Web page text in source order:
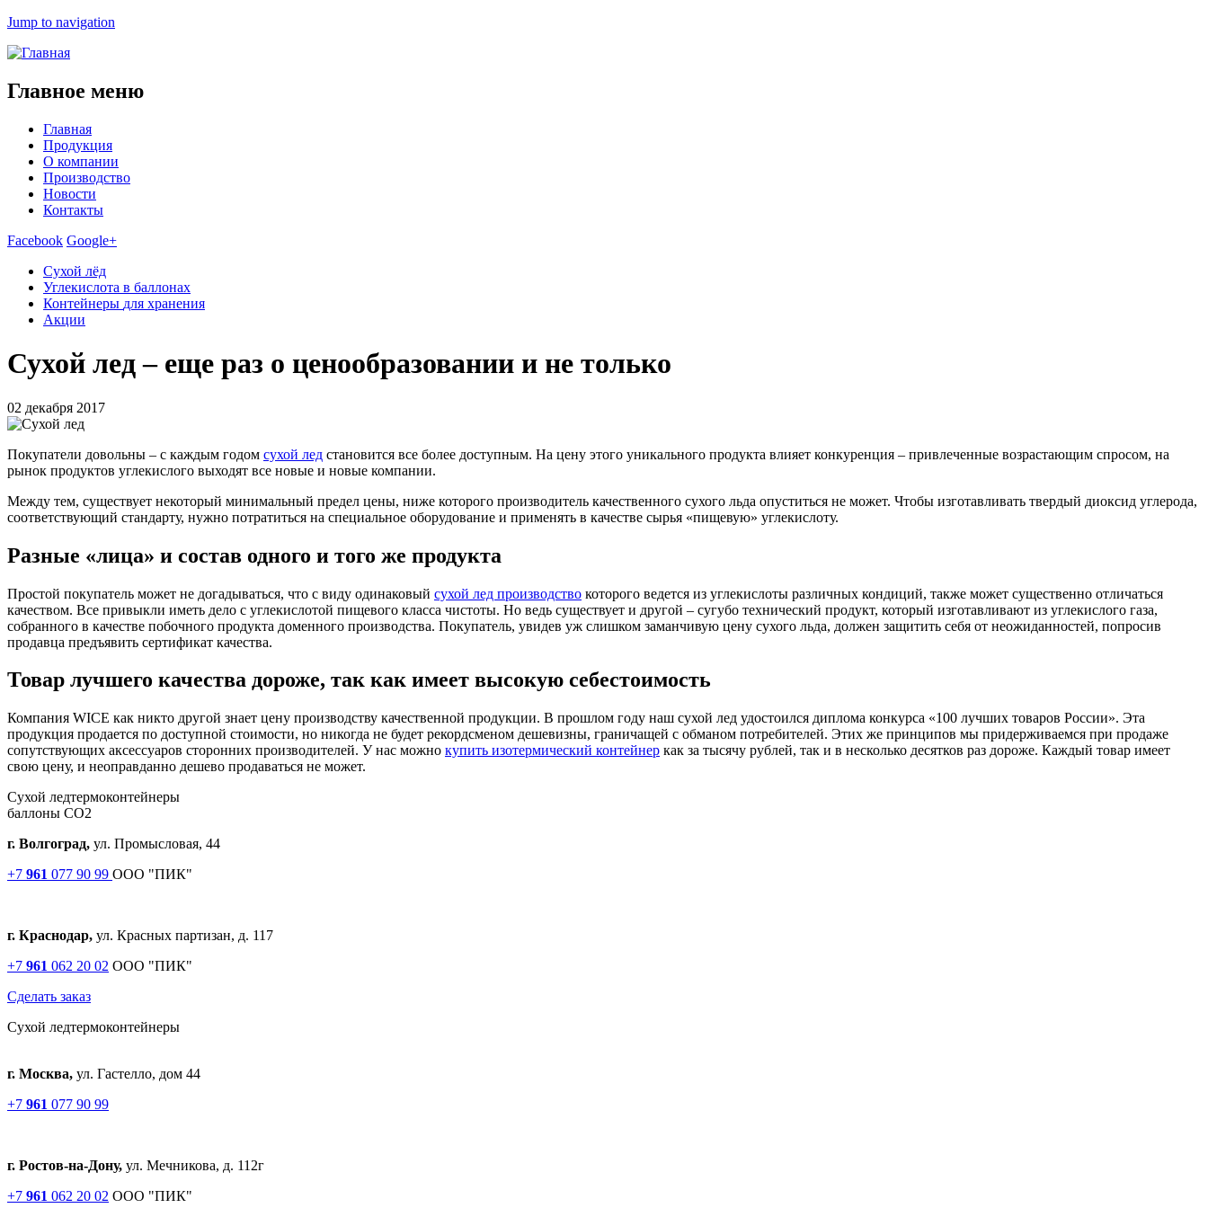
Jump to navigation
Главное меню
Главная
Продукция
О компании
Производство
Новости
Контакты
Facebook Google+
Сухой лёд
Углекислота в баллонах
Контейнеры для хранения
Акции
Сухой лед – еще раз о ценообразовании и не только
02 декабря 2017
Покупатели довольны – с каждым годом сухой лед становится все более доступным. На цену этого уникального продукта влияет конкуренция – привлеченные возрастающим спросом, на
рынок продуктов углекислого выходят все новые и новые компании.
Между тем, существует некоторый минимальный предел цены, ниже которого производитель качественного сухого льда опуститься не может. Чтобы изготавливать твердый диоксид углерода,
соответствующий стандарту, нужно потратиться на специальное оборудование и применять в качестве сырья «пищевую» углекислоту.
Разные «лица» и состав одного и того же продукта
Простой покупатель может не догадываться, что с виду одинаковый сухой лед производство которого ведется из углекислоты различных кондиций, также может существенно отличаться
качеством. Все привыкли иметь дело с углекислотой пищевого класса чистоты. Но ведь существует и другой – сугубо технический продукт, который изготавливают из углекислого газа,
собранного в качестве побочного продукта доменного производства. Покупатель, увидев уж слишком заманчивую цену сухого льда, должен защитить себя от неожиданностей, попросив
продавца предъявить сертификат качества.
Товар лучшего качества дороже, так как имеет высокую себестоимость
Компания WICE как никто другой знает цену производству качественной продукции. В прошлом году наш сухой лед удостоился диплома конкурса «100 лучших товаров России». Эта
продукция продается по доступной стоимости, но никогда не будет рекордсменом дешевизны, граничащей с обманом потребителей. Этих же принципов мы придерживаемся при продаже
сопутствующих аксессуаров сторонних производителей. У нас можно купить изотермический контейнер как за тысячу рублей, так и в несколько десятков раз дороже. Каждый товар имеет
свою цену, и неоправданно дешево продаваться не может.
Cухой ледтермоконтейнеры
баллоны СО2
г. Волгоград, ул. Промысловая, 44
+7 961 077 90 99 ООО "ПИК"
г. Краснодар, ул. Красных партизан, д. 117
+7 961 062 20 02 ООО "ПИК"
Сделать заказ
Cухой ледтермоконтейнеры
г. Москва, ул. Гастелло, дом 44
+7 961 077 90 99
г. Ростов-на-Дону, ул. Мечникова, д. 112г
+7 961 062 20 02 ООО "ПИК"